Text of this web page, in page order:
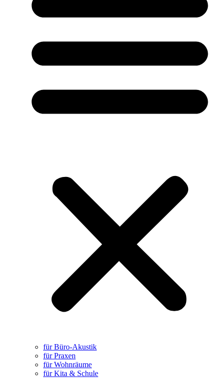
für Büro-Akustik
für Praxen
für Wohnräume
für Kita & Schule